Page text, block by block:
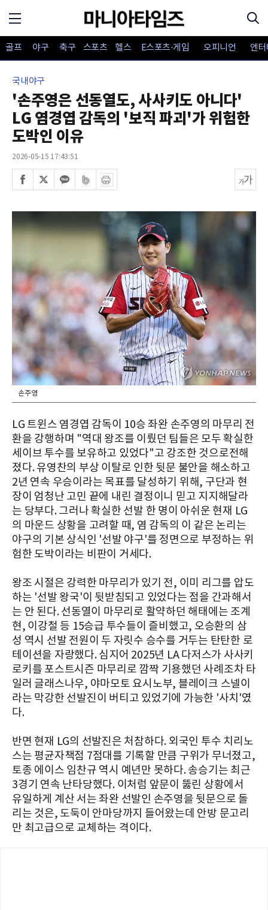
골프 야구 축구 스포츠 헬스 E스포츠·게임 오피니언 엔
국내야구
'손주영은 선동열도, 사사키도 아니다'
LG 염경엽 감독의 '보직 파괴'가 위험한
도박인 이유
2026-05-15 17:43:51
손주영
LG 트윈스 염경엽 감독이 10승 좌완 손주영의 마무리 전
환을 강행하며 "역대 왕조를 이뤘던 팀들은 모두 확실한
세이브 투수를 보유하고 있었다"고 강조한 것으로전해
졌다. 유영찬의 부상 이탈로 인한 뒷문 불안을 해소하고
2년 연속 우승이라는 목표를 달성하기 위해, 구단과 현
장이 엄청난 고민 끝에 내린 결정이니 믿고 지지해달라
는 당부다. 그러나 확실한 선발 한 명이 아쉬운 현재 LG
의 마운드 상황을 고려할 때, 염 감독의 이 같은 논리는
야구의 기본 상식인 '선발 야구'를 정면으로 부정하는 위
험한 도박이라는 비판이 거세다.
왕조 시절은 강력한 마무리가 있기 전, 이미 리그를 압도
하는 '선발 왕국'이 뒷받침되고 있었다는 점을 간과해서
는 안 된다. 선동열이 마무리로 활약하던 해태에는 조계
현, 이강철 등 15승급 투수들이 즐비했고, 오승환의 삼
성 역시 선발 전원이 두 자릿수 승수를 거두는 탄탄한 로
테이션을 자랑했다. 심지어 2025년 LA 다저스가 사사키
로키를 포스트시즌 마무리로 깜짝 기용했던 사례조차 타
일러 글래스나우, 야마모토 요시노부, 블레이크 스넬이
라는 막강한 선발진이 버티고 있었기에 가능한 '사치'였
다.
반면 현재 LG의 선발진은 처참하다. 외국인 투수 치리노
스는 평균자책점 7점대를 기록할 만큼 구위가 무너졌고,
토종 에이스 임찬규 역시 예년만 못하다. 송승기는 최근
3경기 연속 난타당했다. 이처럼 앞문이 뚫린 상황에서
유일하게 계산 서는 좌완 선발인 손주영을 뒷문으로 돌
리는 것은, 도둑이 안마당까지 들어왔는데 안방 문고리
만 최고급으로 교체하는 격이다.